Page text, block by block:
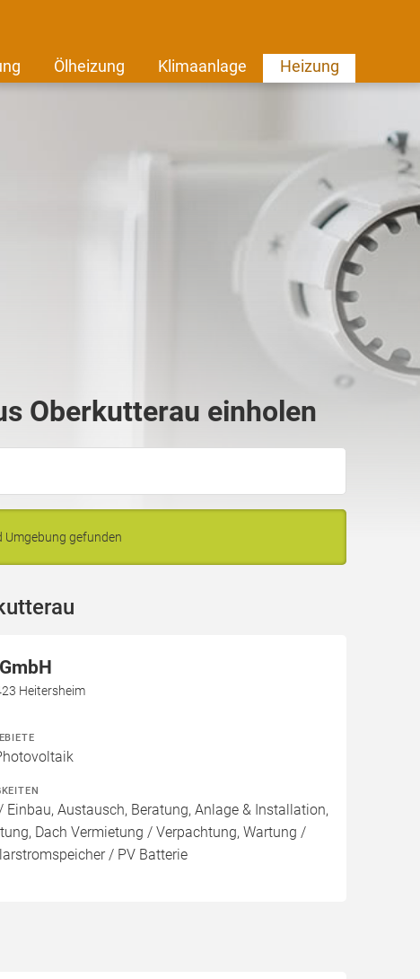
Ölheizung Klimaanlage Heizung
Oberkutterau einholen
Umgebung gefunden
Heitersheim
Austausch, Beratung, Anlage & Installation,
Dach Vermietung / Verpachtung, Wartung /
/ PV Batterie